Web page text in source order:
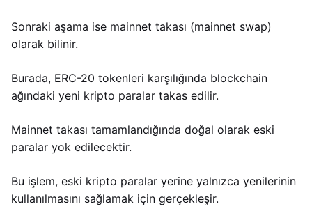
Sonraki aşama ise mainnet takası (mainnet swap)
olarak bilinir.
Burada, ERC-20 tokenleri karşılığında blockchain
ağındaki yeni kripto paralar takas edilir.
Mainnet takası tamamlandığında doğal olarak eski
paralar yok edilecektir.
Bu işlem, eski kripto paralar yerine yalnızca yenilerinin
kullanılmasını sağlamak için gerçekleşir.